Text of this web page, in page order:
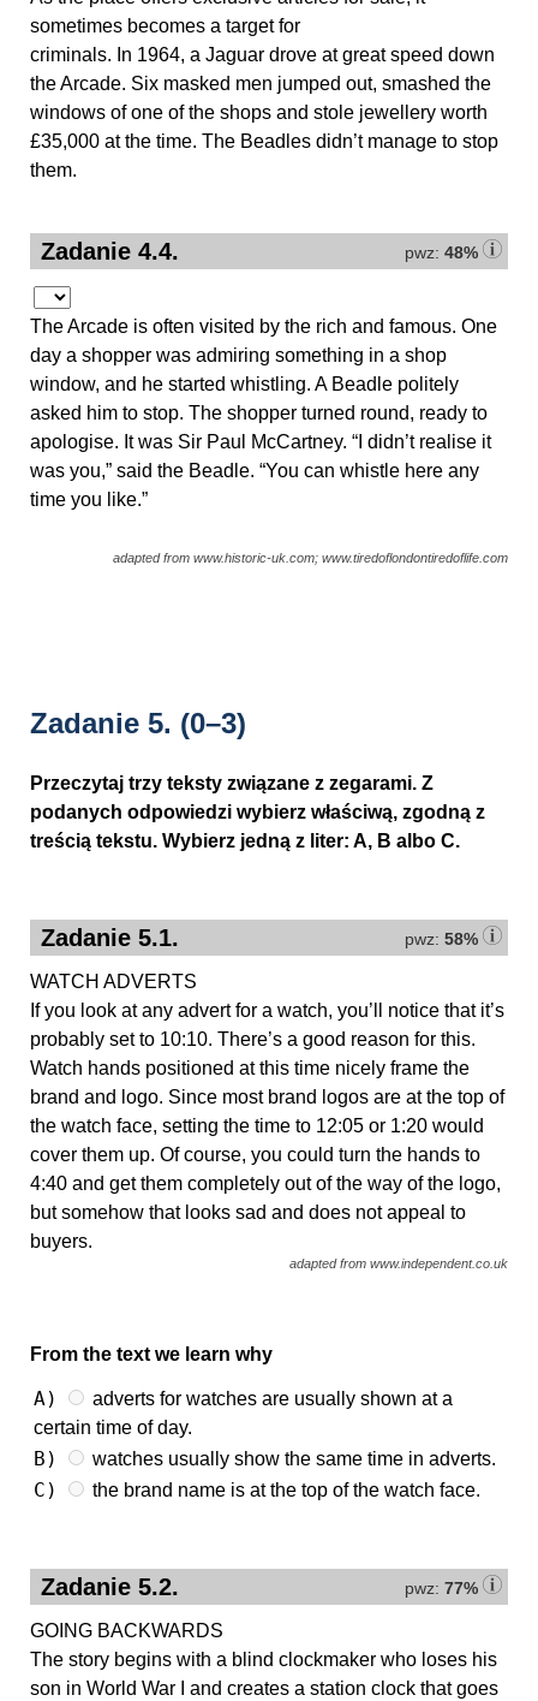
sometimes becomes a target for
criminals. In 1964, a Jaguar drove at great speed down
the Arcade. Six masked men jumped out, smashed the
windows of one of the shops and stole jewellery worth
£35,000 at the time. The Beadles didn’t manage to stop
them.
pwz: 48%
Zadanie 4.4.
The Arcade is often visited by the rich and famous. One
day a shopper was admiring something in a shop
window, and he started whistling. A Beadle politely
asked him to stop. The shopper turned round, ready to
apologise. It was Sir Paul McCartney. “I didn’t realise it
was you,” said the Beadle. “You can whistle here any
time you like.”
adapted from www.historic-uk.com; www.tiredoflondontiredoflife.com
Zadanie 5. (0–3)
Przeczytaj trzy teksty związane z zegarami. Z
podanych odpowiedzi wybierz właściwą, zgodną z
treścią tekstu. Wybierz jedną z liter: A, B albo C.
pwz: 58%
Zadanie 5.1.
WATCH ADVERTS
If you look at any advert for a watch, you’ll notice that it’s
probably set to 10:10. There’s a good reason for this.
Watch hands positioned at this time nicely frame the
brand and logo. Since most brand logos are at the top of
the watch face, setting the time to 12:05 or 1:20 would
cover them up. Of course, you could turn the hands to
4:40 and get them completely out of the way of the logo,
but somehow that looks sad and does not appeal to
buyers.
adapted from www.independent.co.uk
From the text we learn why
A)
adverts for watches are usually shown at a
certain time of day.
B) watches usually show the same time in adverts.
C) the brand name is at the top of the watch face.
pwz: 77%
Zadanie 5.2.
GOING BACKWARDS
The story begins with a blind clockmaker who loses his
son in World War I and creates a station clock that goes